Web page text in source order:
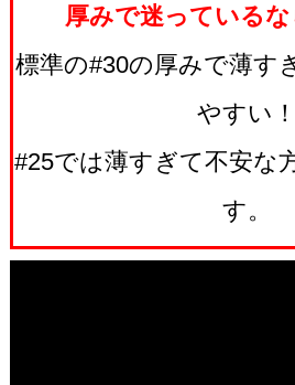
厚みで迷っている
標準の#30の厚みで薄す
やすい！
#25では薄すぎて不安な
す。